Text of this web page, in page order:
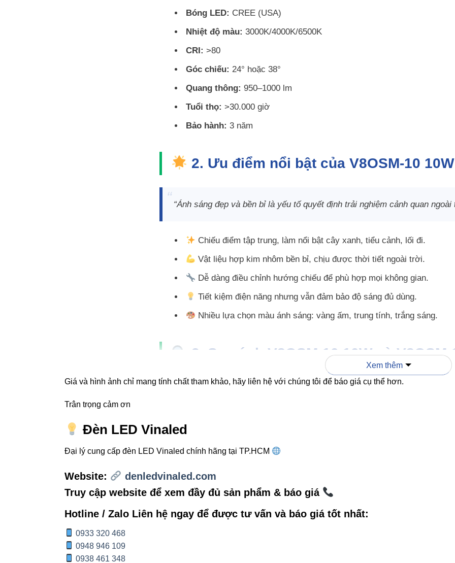
Bóng LED: CREE (USA)
Nhiệt độ màu: 3000K/4000K/6500K
CRI: >80
Góc chiếu: 24° hoặc 38°
Quang thông: 950–1000 lm
Tuổi thọ: >30.000 giờ
Bảo hành: 3 năm
2. Ưu điểm nổi bật của V8OSM-10 10W
“Ánh sáng đẹp và bền bỉ là yếu tố quyết định trải nghiệm cảnh quan ngoài
Chiếu điểm tập trung, làm nổi bật cây xanh, tiểu cảnh, lối đi.
Vật liệu hợp kim nhôm bền bỉ, chịu được thời tiết ngoài trời.
Dễ dàng điều chỉnh hướng chiếu để phù hợp mọi không gian.
Tiết kiệm điện năng nhưng vẫn đảm bảo độ sáng đủ dùng.
Nhiều lựa chọn màu ánh sáng: vàng ấm, trung tính, trắng sáng.
3. So sánh V8OSM-10 10W và V8OSM-
Khách hàng thường băn khoăn:“Công suất 10W có đủ sáng cho lối đi và tiểu
TIÊU CHÍ
Công suất 10W
Quang thông
Góc chiếu 24° hoặc 38°
Xem thêm
Giá và hình ảnh chỉ mang tính chất tham khảo, hãy liên hệ với chúng tôi để báo giá cụ thể hơn.
Trân trọng cảm ơn
Đèn LED Vinaled
Đại lý cung cấp đèn LED Vinaled chính hãng tại TP.HCM
Website:
denledvinaled.com
Truy cập website để xem đầy đủ sản phẩm & báo giá
Hotline / Zalo Liên hệ ngay để được tư vấn và báo giá tốt nhất:
0933 320 468
0948 946 109
0938 461 348